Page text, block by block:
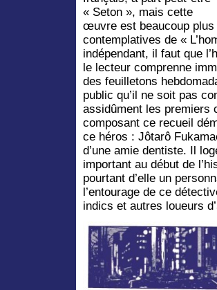
« Seton », mais cette
œuvre est beaucoup plus
contemplatives de «
indépendant, il faut que
le lecteur comprenne
des feuilletons
public qu’il ne soit pas
assidûment les premiers
composant ce recueil
ce héros : Jôtarô
d’une amie dentiste. Il
important au début de
pourtant d’elle un
l’entourage de ce
indics et autres loueurs